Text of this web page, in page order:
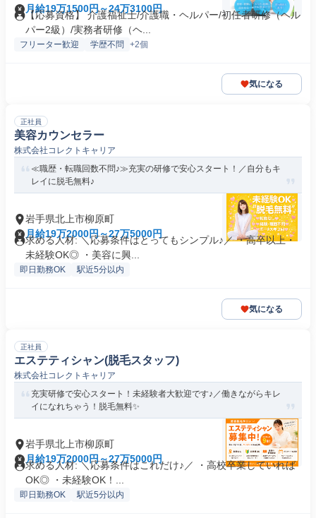
月給19万1500円～24万3100円
【応募資格】 介護福祉士/介護職・ヘルパー/初任者研修（ヘル
パー2級）/実務者研修（ヘ...
フリーター歓迎 学歴不問 +2個
気になる
正社員
美容カウンセラー
株式会社コレクトキャリア
≪職歴・転職回数不問♪≫充実の研修で安心スタート！／自分もキ
レイに脱毛無料♪
岩手県北上市柳原町
月給19万2000円～27万5000円
求める人材: ＼応募条件はとってもシンプル♪／ ・高卒以上・
未経験OK◎ ・美容に興...
即日勤務OK 駅近5分以内
気になる
正社員
エステティシャン(脱毛スタッフ)
株式会社コレクトキャリア
充実研修で安心スタート！未経験者大歓迎です♪／働きながらキレ
イになれちゃう！脱毛無料✨
岩手県北上市柳原町
月給19万2000円～27万5000円
求める人材: ＼応募条件はこれだけ♪／ ・高校卒業していれば
OK◎ ・未経験OK！...
即日勤務OK 駅近5分以内